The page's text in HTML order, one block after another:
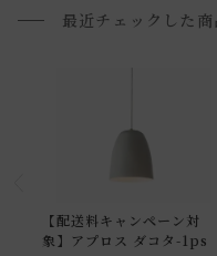
■ご不明な点やご希望がご
お届け時間帯(大型以外) は
申し訳ございませんが、
できません。
最近チェックした商
【配送料キャンペーン対
象】アプロス ダコタ-1ps